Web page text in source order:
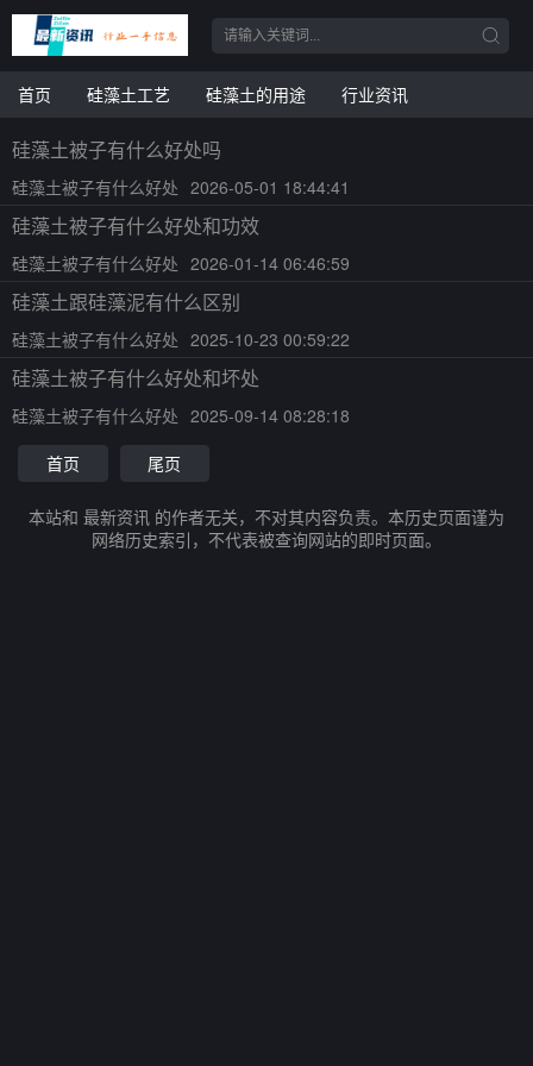
首页 硅藻土工艺 硅藻土的用途 行业资讯
硅藻土被子有什么好处吗
硅藻土被子有什么好处 2026-05-01 18:44:41
硅藻土被子有什么好处和功效
硅藻土被子有什么好处 2026-01-14 06:46:59
硅藻土跟硅藻泥有什么区别
硅藻土被子有什么好处 2025-10-23 00:59:22
硅藻土被子有什么好处和坏处
硅藻土被子有什么好处 2025-09-14 08:28:18
首页
尾页
本站和 最新资讯 的作者无关，不对其内容负责。本历史页面谨为
网络历史索引，不代表被查询网站的即时页面。